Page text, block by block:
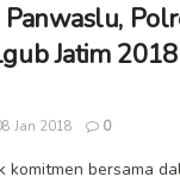
Jatim
Jan 2018 0
komitmen bersama